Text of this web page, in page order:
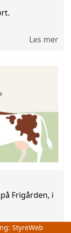
Les mer
Frigården, i
StyreWeb